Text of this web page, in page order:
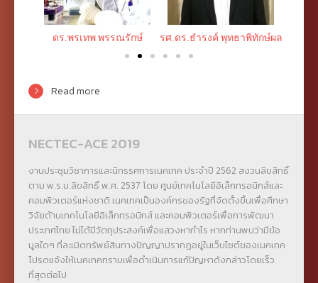
ดร.พรเทพ พรรณรักษ์ รศ.ดร.ธำรงค์ พุทธาพิทักษ์ผล
Read more
NECTEC-ACE 2019
งานประชุมวิชาการและนิทรรศการเนคเทค ประจำปี 2562 สงวนลิขสิทธิ์
ตาม พ.ร.บ.ลิขสิทธิ์ พ.ศ. 2537 โดย ศูนย์เทคโนโลยีอิเล็กทรอนิกส์และ
คอมพิวเตอร์แห่งชาติ เนคเทคเป็นองค์กรของรัฐที่จัดตั้งขึ้นเพื่อศึกษา
วิจัยด้านเทคโนโลยีอิเล็กทรอนิกส์ และคอมพิวเตอร์เพื่อการพัฒนา
ประเทศไทย ไม่ได้มีวัตถุประสงค์เพื่อแสวงหากำไร หากท่านพบว่ามีข้อ
มูลใดๆ ที่ละเมิดทรัพย์สินทางปัญญาปรากฏอยู่ในเว็บไซต์ของเนคเทค
โปรดแจ้งให้เนคเทคทราบเพื่อดำเนินการแก้ปัญหาดังกล่าวโดยเร็ว
ที่สุดต่อไป